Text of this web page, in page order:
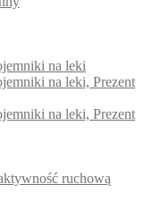
na leki
na leki, Prezent
na leki, Prezent
ruchową